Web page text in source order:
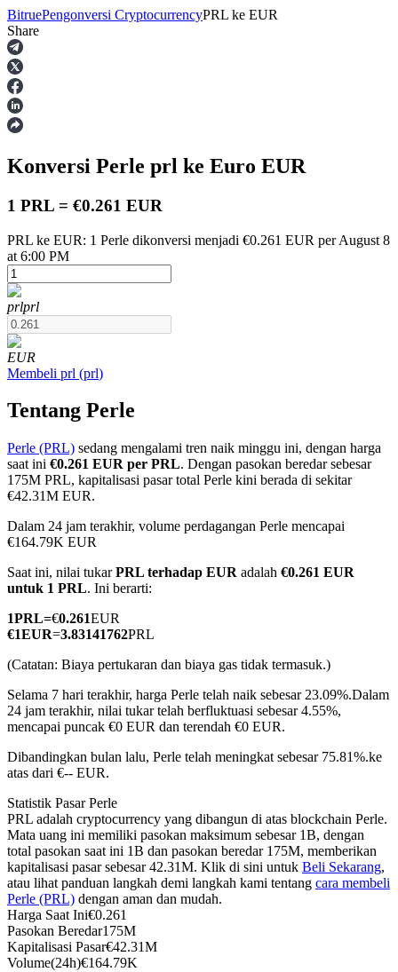
Berjangka
USDT Berjangka
COIN-M Berjangka
TradFi
Kontrak berjangka menggunakan USDC sebagai jaminannya
BitruePengonversi CryptocurrencyPRL ke EUR
Share
Konversi Perle prl ke Euro EUR
1 PRL = €0.261 EUR
PRL ke EUR: 1 Perle dikonversi menjadi €0.261 EUR per August 8
at 6:00 PM
prlprl
EUR
Membeli prl (prl)
Tentang Perle
Perle (PRL) sedang mengalami tren naik minggu ini, dengan harga
saat ini €0.261 EUR per PRL. Dengan pasokan beredar sebesar
175M PRL, kapitalisasi pasar total Perle kini berada di sekitar
€42.31M EUR.
Dalam 24 jam terakhir, volume perdagangan Perle mencapai
€164.79K EUR
Saat ini, nilai tukarPRL terhadap EUR adalah €0.261 EUR
untuk 1 PRL. Ini berarti:
1PRL=€0.261EUR
€1EUR=3.83141762PRL
(Catatan: Biaya pertukaran dan biaya gas tidak termasuk.)
Selama 7 hari terakhir, harga Perle telah naik sebesar 23.09%.Dalam
24 jam terakhir, nilai tukar telah berfluktuasi sebesar 4.55%,
mencapai puncak €0 EUR dan terendah €0 EUR.
Dibandingkan bulan lalu, Perle telah meningkat sebesar 75.81%.ke
atas dari €-- EUR.
Statistik Pasar Perle
PRL adalah cryptocurrency yang dibangun di atas blockchain Perle.
Mata uang ini memiliki pasokan maksimum sebesar 1B, dengan
total pasokan saat ini 1B dan pasokan beredar 175M, memberikan
kapitalisasi pasar sebesar 42.31M. Klik di sini untuk Beli Sekarang,
atau lihat panduan langkah demi langkah kami tentang cara membeli
Perle (PRL) dengan aman dan mudah.
Harga Saat Ini€0.261
Pasokan Beredar175M
Kapitalisasi Pasar€42.31M
Volume(24h)€164.79K